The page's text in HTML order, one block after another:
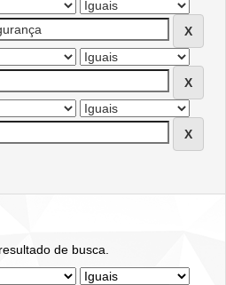
de busca.